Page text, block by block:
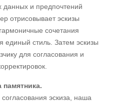
данных и предпочтений
отрисовывает эскизы
сочетания
единый стиль. Затем эскизы
для согласования и
памятника.
эскиза, наша